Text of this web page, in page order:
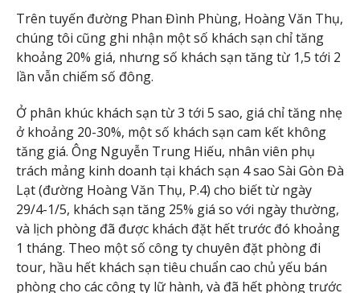
Trên tuyến đường Phan Đình Phùng, Hoàng Văn Thụ,
chúng tôi cũng ghi nhận một số khách sạn chỉ tăng
khoảng 20% giá, nhưng số khách sạn tăng từ 1,5 tới 2
lần vẫn chiếm số đông.
Ở phân khúc khách sạn từ 3 tới 5 sao, giá chỉ tăng nhẹ
ở khoảng 20-30%, một số khách sạn cam kết không
tăng giá. Ông Nguyễn Trung Hiếu, nhân viên phụ
trách mảng kinh doanh tại khách sạn 4 sao Sài Gòn Đà
Lạt (đường Hoàng Văn Thụ, P.4) cho biết từ ngày
29/4-1/5, khách sạn tăng 25% giá so với ngày thường,
và lịch phòng đã được khách đặt hết trước đó khoảng
1 tháng. Theo một số công ty chuyên đặt phòng đi
tour, hầu hết khách sạn tiêu chuẩn cao chủ yếu bán
phòng cho các công ty lữ hành, và đã hết phòng trước